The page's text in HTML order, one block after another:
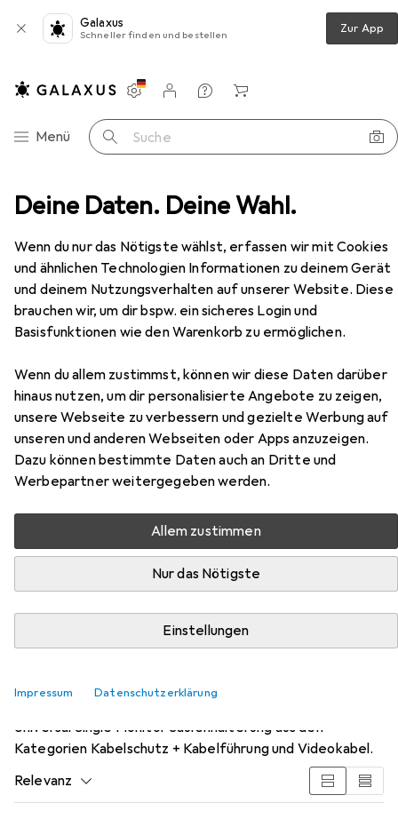
Deine Daten. Deine Wahl.
Wenn du nur das Nötigste wählst, erfassen wir mit Cookies
und ähnlichen Technologien Informationen zu deinem Gerät
und deinem Nutzungsverhalten auf unserer Website. Diese
brauchen wir, um dir bspw. ein sicheres Login und
Basisfunktionen wie den Warenkorb zu ermöglichen.
Wenn du allem zustimmst, können wir diese Daten darüber
hinaus nutzen, um dir personalisierte Angebote zu zeigen,
unsere Webseite zu verbessern und gezielte Werbung auf
unseren und anderen Webseiten oder Apps anzuzeigen.
Dazu können bestimmte Daten auch an Dritte und
Werbepartner weitergegeben werden.
Allem zustimmen
Nur das Nötigste
Einstellungen
Impressum Datenschutzerklärung
Galaxus
Schneller finden und bestellen Zur App
Navigation nach Kategorien
Menü Suche
Einstellungen
Kundenkonto
Vergleichslisten
Merklisten
Warenkorb
Digitus Universal Single Monitor Säulenhalterung
EUR
22,28
Digitus
Universal Single Monitor
Säulenhalterung
Tisch, 32", 8 kg
Zubehör für Digitus Universal
Universal Single Monitor Säulenhalterung aus den
Kategorien Kabelschutz + Kabelführung und Videokabel.
Relevanz